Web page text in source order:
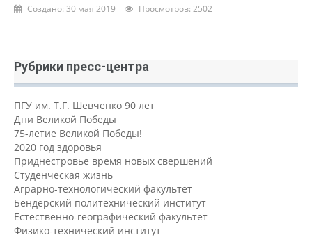
Создано: 30 мая 2019 Просмотров: 2502
Рубрики пресс-центра
ПГУ им. Т.Г. Шевченко 90 лет
Дни Великой Победы
75-летие Великой Победы!
2020 год здоровья
Приднестровье время новых свершений
Студенческая жизнь
Аграрно-технологический факультет
Бендерский политехнический институт
Естественно-географический факультет
Физико-технический институт